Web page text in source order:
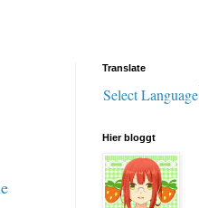
Translate
Select Language
Hier bloggt